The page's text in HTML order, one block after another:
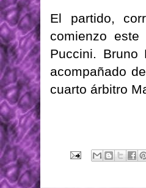
El partido,
comienzo
Puccini.
acompañado
cuarto árbitro